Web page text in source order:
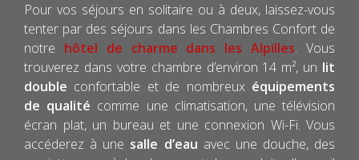
Pour vos séjours en solitaire ou à deux, laissez-vous
tenter par des séjours dans les Chambres Confort de
notre hôtel de charme dans les Alpilles. Vous
trouverez dans votre chambre d’environ 14 m², un lit
double confortable et de nombreux équipements
de qualité comme une climatisation, une télévision
écran plat, un bureau et une connexion Wi-Fi. Vous
accéderez à une salle d’eau avec une douche, des